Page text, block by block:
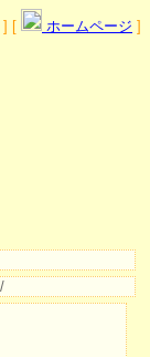
] [ ホームページ ]